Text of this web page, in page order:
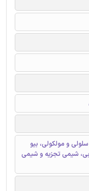
و مولکولی‌، بیو
شیمی تجزیه و شیمی